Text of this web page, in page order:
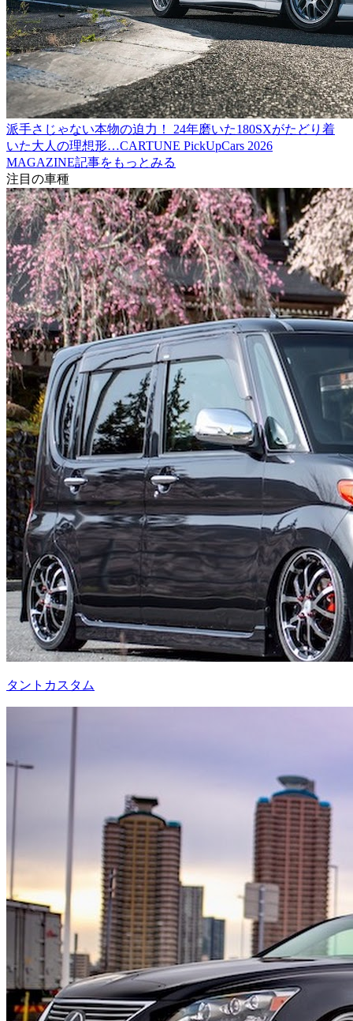
派手さじゃない本物の迫力！ 24年磨いた180SXがたどり着
いた大人の理想形…CARTUNE PickUpCars 2026
MAGAZINE記事をもっとみる
注目の車種
タントカスタム